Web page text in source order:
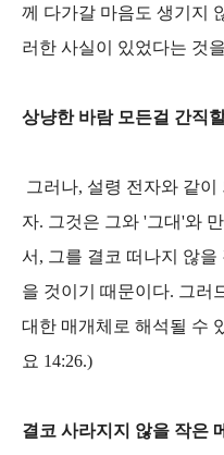
께 다가갈 마음도 생기지
러한 사실이 있었다는 것
상냥한 바람 모든걸 간직
그러나, 설령 전자와 같
자. 그것은 그와 '그대'와
서, 그를 결코 떠나지 않을
을 것이기 때문이다. 그러
대한 매개체로 해석될 수
요 14:26.)
결코 사라지지 않을 작은